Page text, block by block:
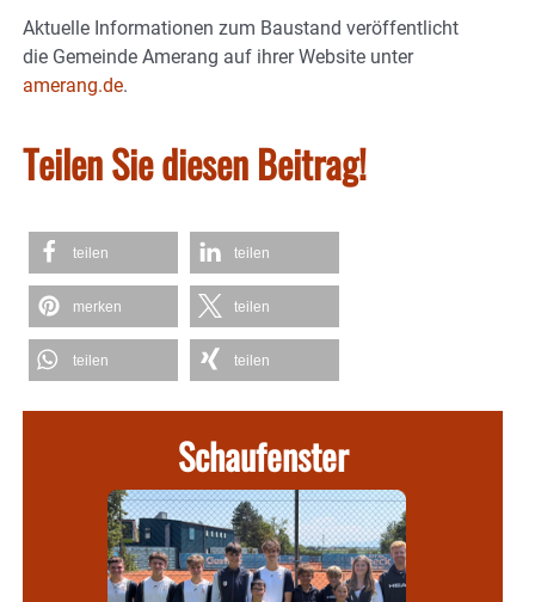
Aktuelle Informationen zum Baustand veröffentlicht
die Gemeinde Amerang auf ihrer Website unter
amerang.de.
Teilen Sie diesen Beitrag!
teilen teilen
merken teilen
teilen teilen
Schaufenster